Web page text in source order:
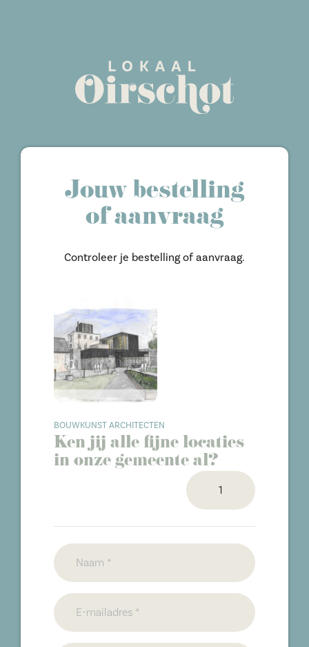
Jouw bestelling
of aanvraag
Controleer je bestelling of aanvraag.
BOUWKUNST ARCHITECTEN
Ken jij alle fijne locaties
in onze gemeente al?